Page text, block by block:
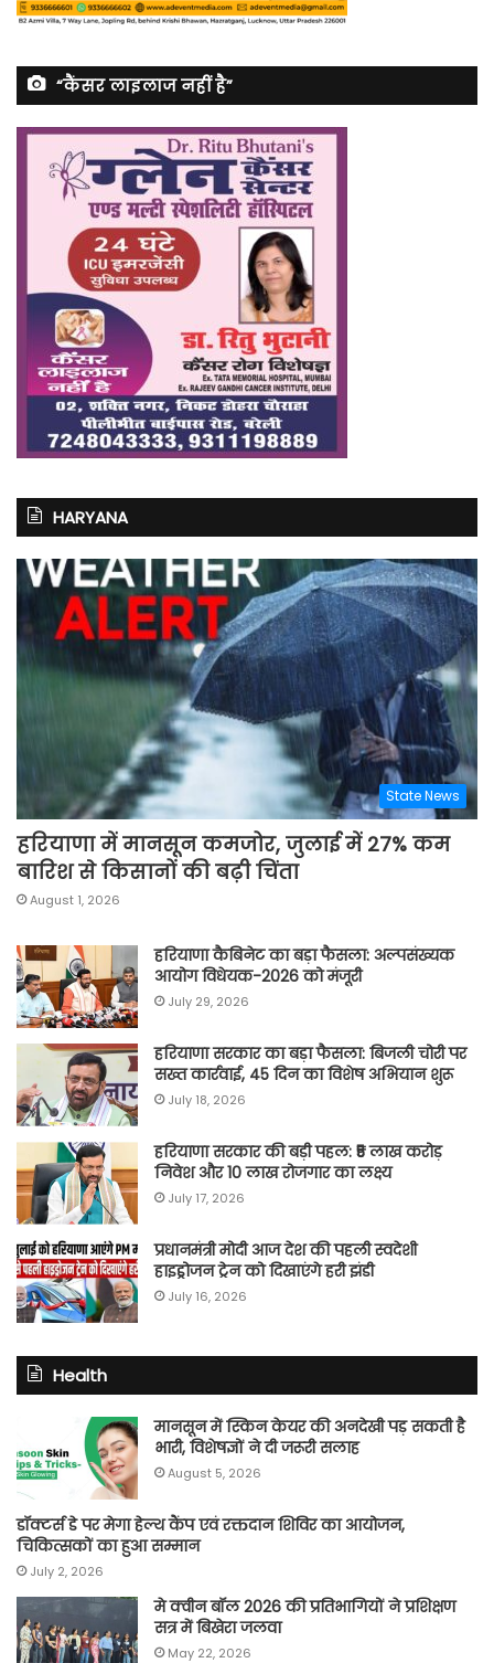
“कैंसर लाइलाज नहीं है”
HARYANA
State News
हरियाणा में मानसून कमजोर, जुलाई में 27% कम
बारिश से किसानों की बढ़ी चिंता
August 1, 2026
हरियाणा कैबिनेट का बड़ा फैसला: अल्पसंख्यक
आयोग विधेयक-2026 को मंजूरी
July 29, 2026
हरियाणा सरकार का बड़ा फैसला: बिजली चोरी पर
सख्त कार्रवाई, 45 दिन का विशेष अभियान शुरू
July 18, 2026
हरियाणा सरकार की बड़ी पहल: ₹5 लाख करोड़
निवेश और 10 लाख रोजगार का लक्ष्य
July 17, 2026
प्रधानमंत्री मोदी आज देश की पहली स्वदेशी
हाइड्रोजन ट्रेन को दिखाएंगे हरी झंडी
July 16, 2026
Health
मानसून में स्किन केयर की अनदेखी पड़ सकती है
भारी, विशेषज्ञों ने दी जरूरी सलाह
August 5, 2026
डॉक्टर्स डे पर मेगा हेल्थ कैंप एवं रक्तदान शिविर का आयोजन,
चिकित्सकों का हुआ सम्मान
July 2, 2026
मे क्वीन बॉल 2026 की प्रतिभागियों ने प्रशिक्षण
सत्र में बिखेरा जलवा
May 22, 2026